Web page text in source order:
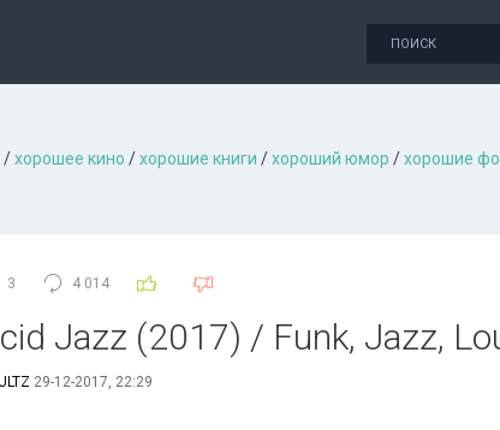
/хорошее кино /хорошие книги /хороший юмор /хорошие
3 4 014
Jazz (2017) / Funk, Jazz,
29-12-2017, 22:29